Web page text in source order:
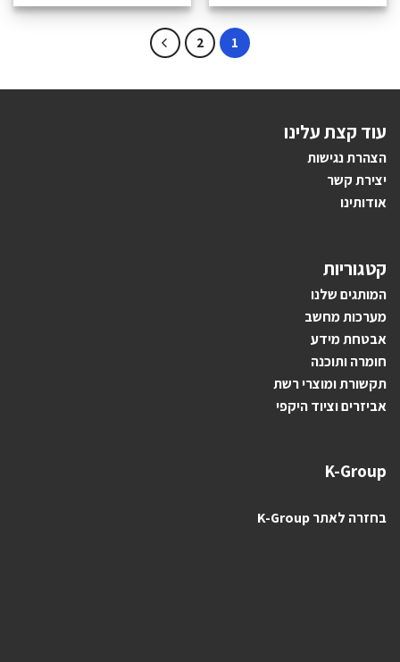
1
2
עוד קצת עלינו
הצהרת נגישות
יצירת קשר
אודותינו
קטגוריות
המותגים שלנו
מערכות מחשב
אבטחת מידע
חומרה ותוכנה
תקשורת ומוצרי רשת
אביזרים וציוד היקפי
K-Group
בחזרה לאתר K-Group